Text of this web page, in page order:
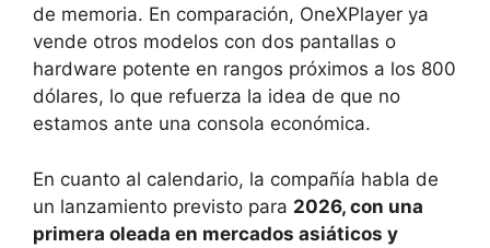
de memoria. En comparación, OneXPlayer ya
vende otros modelos con dos pantallas o
hardware potente en rangos próximos a los 800
dólares, lo que refuerza la idea de que no
estamos ante una consola económica.
En cuanto al calendario, la compañía habla de
un lanzamiento previsto para 2026, con una
primera oleada en mercados asiáticos y